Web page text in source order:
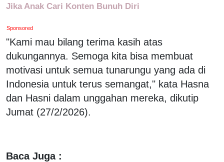
Jika Anak Cari Konten Bunuh Diri
Sponsored
"Kami mau bilang terima kasih atas
dukungannya. Semoga kita bisa membuat
motivasi untuk semua tunarungu yang ada di
Indonesia untuk terus semangat," kata Hasna
dan Hasni dalam unggahan mereka, dikutip
Jumat (27/2/2026).
Baca Juga :